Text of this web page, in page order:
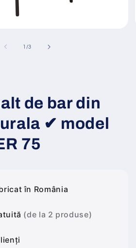
1 /din
3
de bar din
✔ model
75
în România
(de la 2 produse)